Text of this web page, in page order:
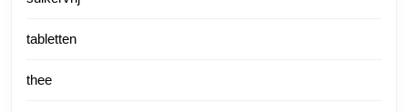
tabletten
thee